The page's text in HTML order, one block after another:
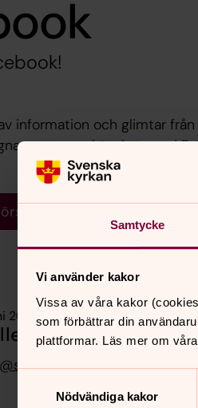
Samtycke
Vi använder kakor
Vissa av våra kakor
som förbättrar din
plattformar. Läs mer om
Nödvändiga kakor
information och glimtar
att ge en känsla av vad
på Facebook!
2026
frågor på sidans